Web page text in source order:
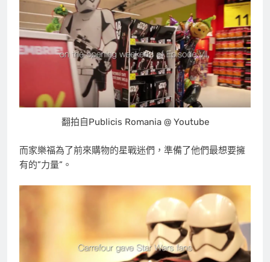
翻拍自Publicis Romania @ Youtube
而家樂福為了前來購物的星戰迷們，準備了他們最想要擁
有的”力量”。